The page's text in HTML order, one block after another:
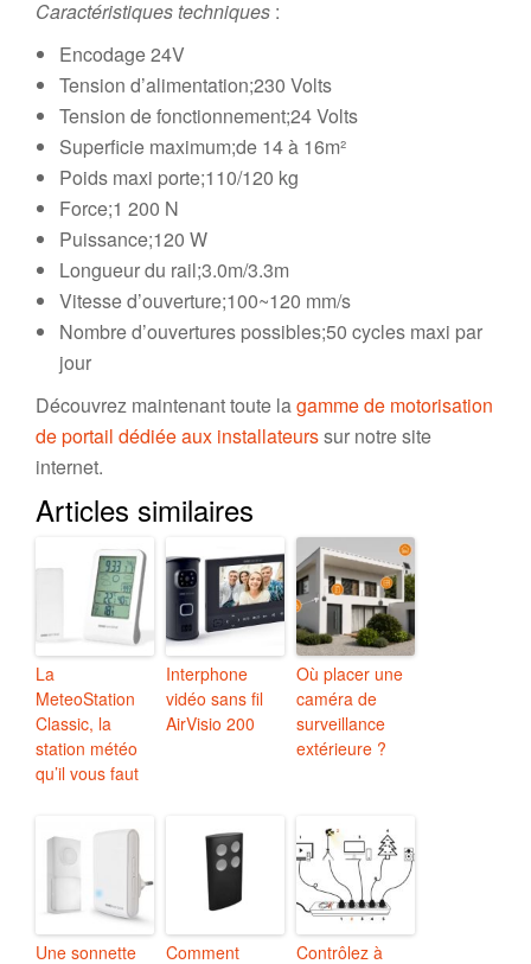
Caractéristiques techniques :
Encodage 24V
Tension d’alimentation;230 Volts
Tension de fonctionnement;24 Volts
Superficie maximum;de 14 à 16m²
Poids maxi porte;110/120 kg
Force;1 200 N
Puissance;120 W
Longueur du rail;3.0m/3.3m
Vitesse d’ouverture;100~120 mm/s
Nombre d’ouvertures possibles;50 cycles maxi par
jour
Découvrez maintenant toute lagamme de motorisation
de portail dédiée aux installateurssur notre site
internet.
Articles similaires
La
MeteoStation
Classic, la
station météo
qu’il vous faut
Interphone
vidéo sans fil
AirVisio 200
Où placer une
caméra de
surveillance
extérieure ?
Une sonnette Comment Contrôlez à